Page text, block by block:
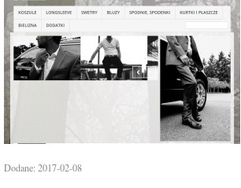
Dodane: 2017-02-08